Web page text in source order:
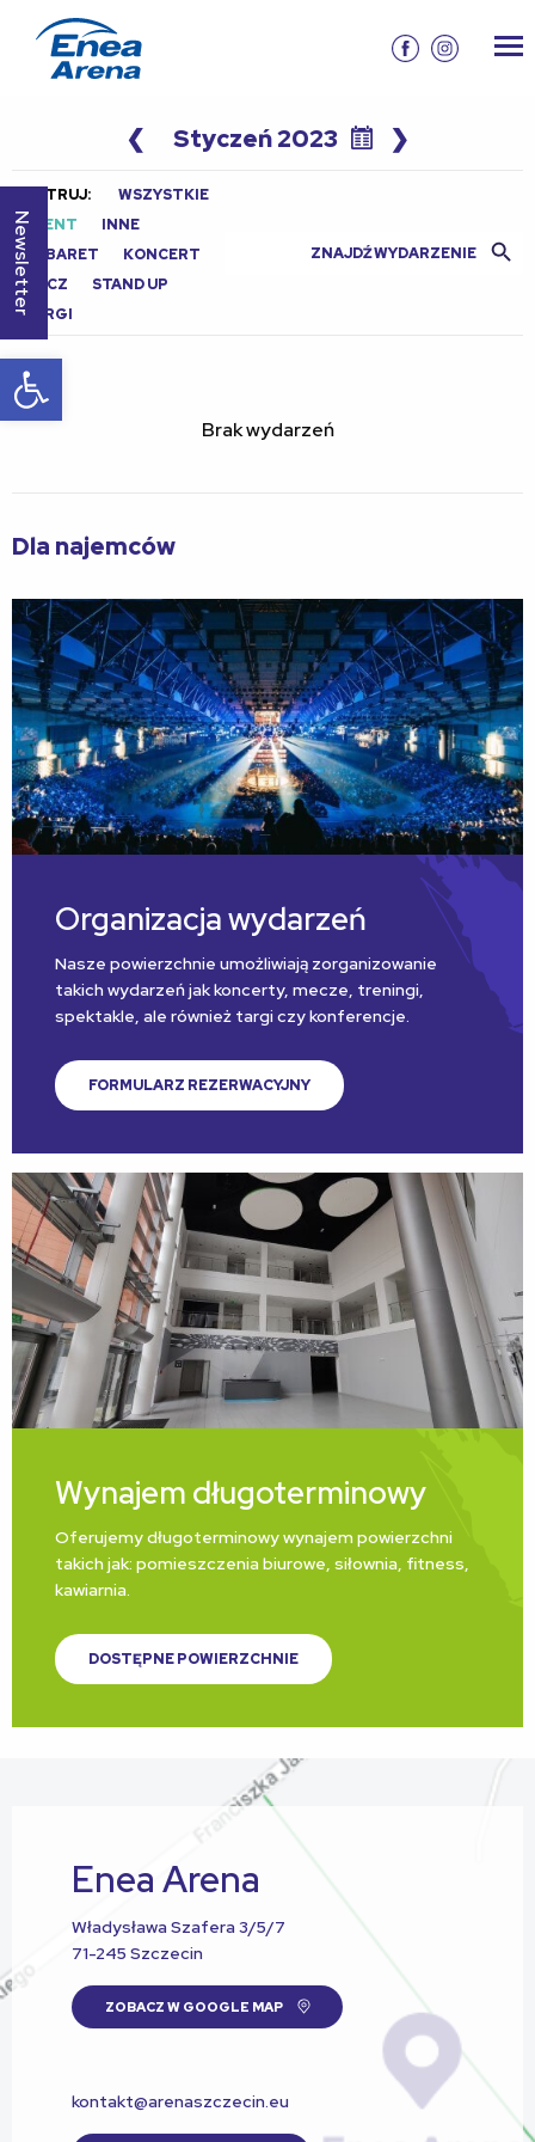
Otwórz pasek narzędzi
❮ Styczeń 2023 ❯
FILTRUJ:
WSZYSTKIE
EVENT
INNE
KABARET
KONCERT
MECZ
STAND UP
TARGI
Brak wydarzeń
Dla najemców
Organizacja wydarzeń
Nasze powierzchnie umożliwiają zorganizowanie
takich wydarzeń jak koncerty, mecze, treningi,
spektakle, ale również targi czy konferencje.
FORMULARZ REZERWACYJNY
Wynajem długoterminowy
Oferujemy długoterminowy wynajem powierzchni
takich jak: pomieszczenia biurowe, siłownia, fitness,
kawiarnia.
DOSTĘPNE POWIERZCHNIE
Enea Arena
Władysława Szafera 3/5/7
71-245 Szczecin
ZOBACZ W GOOGLE MAP
kontakt@arenaszczecin.eu
Newsletter